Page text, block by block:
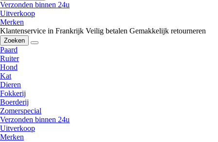
Verzonden binnen 24u
Uitverkoop
Merken
Klantenservice in Frankrijk Veilig betalen Gemakkelijk retourneren
Zoeken
Paard
Ruiter
Hond
Kat
Dieren
Fokkerij
Boerderij
Zomerspecial
Verzonden binnen 24u
Uitverkoop
Merken